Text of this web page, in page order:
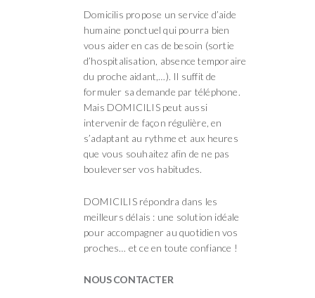
Domicilis propose un service d’aide
humaine ponctuel qui pourra bien
vous aider en cas de besoin (sortie
d’hospitalisation, absence temporaire
du proche aidant,…). Il suffit de
formuler sa demande par téléphone.
Mais DOMICILIS peut aussi
intervenir de façon régulière, en
s’adaptant au rythme et aux heures
que vous souhaitez afin de ne pas
bouleverser vos habitudes.
DOMICILIS répondra dans les
meilleurs délais : une solution idéale
pour accompagner au quotidien vos
proches… et ce en toute confiance !
NOUS CONTACTER